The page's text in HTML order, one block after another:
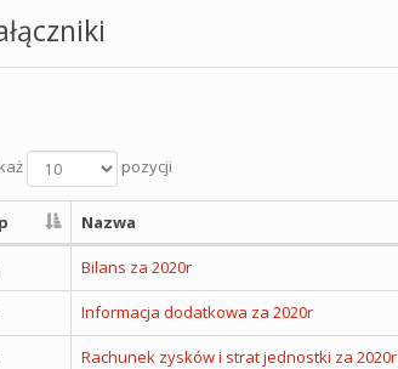
pozycji
Nazwa
Bilans za 2020r
Informacja dodatkowa za 2020r
Rachunek zysków i strat jednostki za 2020r